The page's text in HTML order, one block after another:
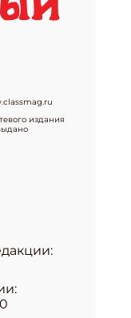
издания